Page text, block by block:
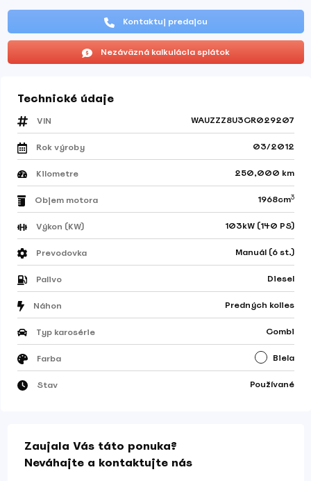
Kontaktuj predajcu
Nezáväzná kalkulácia splátok
Technické údaje
VIN WAUZZZ8U3CR029207
Rok výroby 03/2012
Kilometre 250,000 km
Objem motora 1968cm3
Výkon (KW) 103kW (140 PS)
Prevodovka Manuál (6 st.)
Palivo Diesel
Náhon Predných kolies
Typ karosérie Combi
Farba Biela
Stav Používané
Zaujala Vás táto ponuka?
Neváhajte a kontaktujte nás